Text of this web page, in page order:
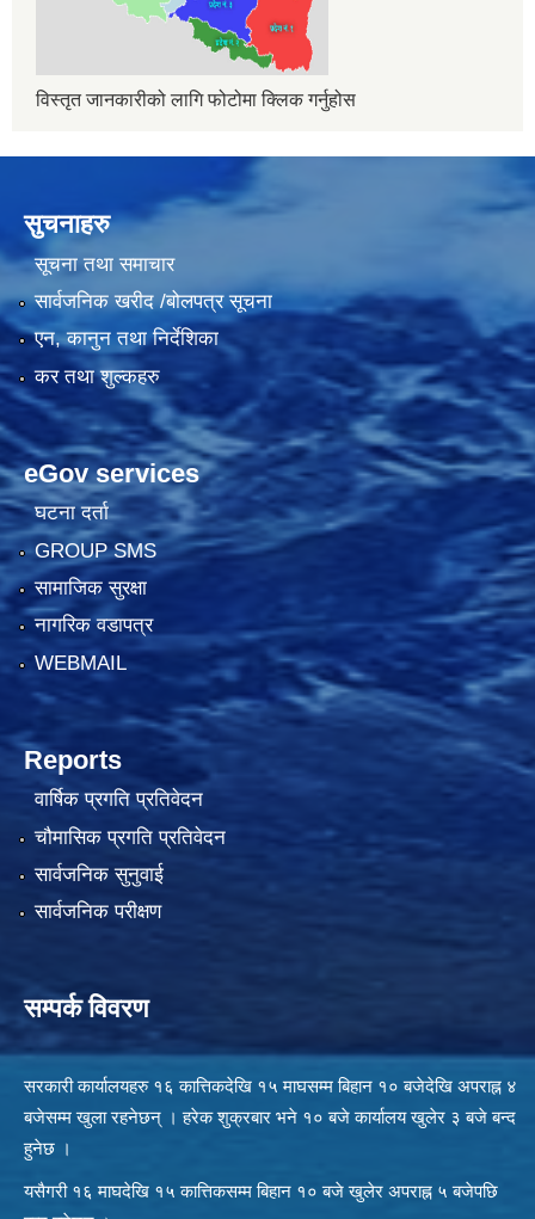
विस्तृत जानकारीको लागि फोटोमा क्लिक गर्नुहोस
सुचनाहरु
सूचना तथा समाचार
सार्वजनिक खरीद /बोलपत्र सूचना
एन, कानुन तथा निर्देशिका
कर तथा शुल्कहरु
eGov services
घटना दर्ता
GROUP SMS
सामाजिक सुरक्षा
नागरिक वडापत्र
WEBMAIL
Reports
वार्षिक प्रगति प्रतिवेदन
चौमासिक प्रगति प्रतिवेदन
सार्वजनिक सुनुवाई
सार्वजनिक परीक्षण
सम्पर्क विवरण
सरकारी कार्यालयहरु १६ कात्तिकदेखि १५ माघसम्म बिहान १० बजेदेखि अपराह्न ४
बजेसम्म खुला रहनेछन् । हरेक शुक्रबार भने १० बजे कार्यालय खुलेर ३ बजे बन्द
हुनेछ ।
यसैगरी १६ माघदेखि १५ कात्तिकसम्म बिहान १० बजे खुलेर अपराह्न ५ बजेपछि